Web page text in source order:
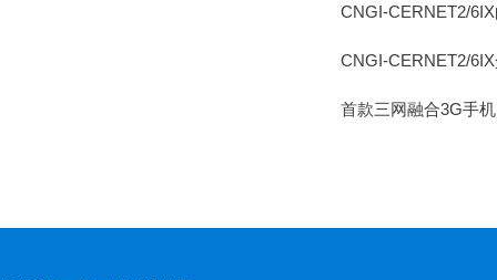
CNGI-CERNET2/
CNGI-CERNET2/
首款三网融合3G手